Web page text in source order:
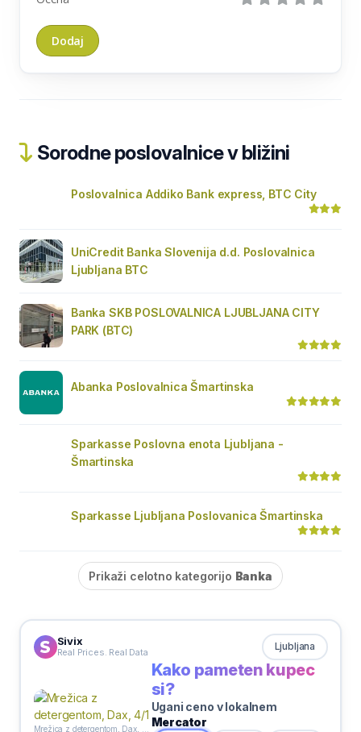
Sorodne poslovalnice v bližini
Poslovalnica Addiko Bank express, BTC City
UniCredit Banka Slovenija d.d. Poslovalnica
Ljubljana BTC
Banka SKB POSLOVALNICA LJUBLJANA CITY
PARK (BTC)
Abanka Poslovalnica Šmartinska
Sparkasse Poslovna enota Ljubljana -
Šmartinska
Sparkasse Ljubljana Poslovanica Šmartinska
Prikaži celotno kategorijo Banka
Sivix
Real Prices. Real Data Ljubljana
Kako pameten kupec
si?
Ugani ceno v lokalnem
Mercator